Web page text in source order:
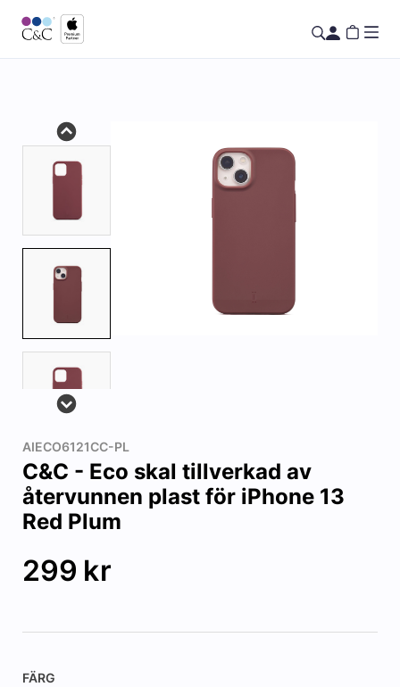
AIECO6121CC-PL
C&C - Eco skal tillverkad av
återvunnen plast för iPhone 13
Red Plum
299 kr
FÄRG